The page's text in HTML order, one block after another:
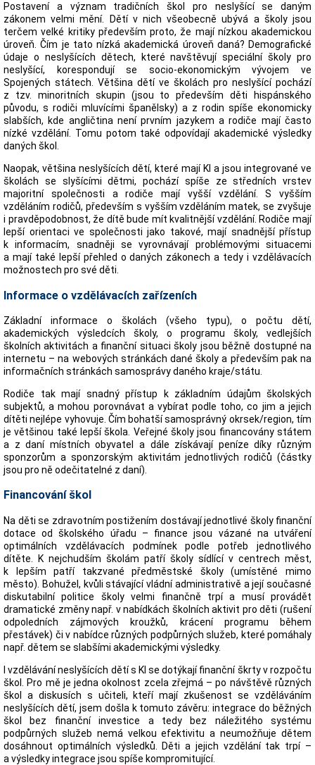
Postavení a význam tradičních škol pro neslyšící se daným
zákonem velmi mění. Dětí v nich všeobecně ubývá a školy jsou
terčem velké kritiky především proto, že mají nízkou akademickou
úroveň. Čím je tato nízká akademická úroveň daná? Demografické
údaje o neslyšících dětech, které navštěvují speciální školy pro
neslyšící, korespondují se socio-ekonomickým vývojem ve
Spojených státech. Většina dětí ve školách pro neslyšící pochází
z tzv. minoritních skupin (jsou to především děti hispánského
původu, s rodiči mluvícími španělsky) a z rodin spíše ekonomicky
slabších, kde angličtina není prvním jazykem a rodiče mají často
nízké vzdělání. Tomu potom také odpovídají akademické výsledky
daných škol.
Naopak, většina neslyšících dětí, které mají KI a jsou integrované ve
školách se slyšícími dětmi, pochází spíše ze středních vrstev
majoritní společnosti a rodiče mají vyšší vzdělání. S vyšším
vzděláním rodičů, především s vyšším vzděláním matek, se zvyšuje
i pravděpodobnost, že dítě bude mít kvalitnější vzdělání. Rodiče mají
lepší orientaci ve společnosti jako takové, mají snadnější přístup
k informacím, snadněji se vyrovnávají problémovými situacemi
a mají také lepší přehled o daných zákonech a tedy i vzdělávacích
možnostech pro své děti.
Informace o vzdělávacích zařízeních
Základní informace o školách (všeho typu), o počtu dětí,
akademických výsledcích školy, o programu školy, vedlejších
školních aktivitách a finanční situaci školy jsou běžně dostupné na
internetu – na webových stránkách dané školy a především pak na
informačních stránkách samosprávy daného kraje/státu.
Rodiče tak mají snadný přístup k základním údajům školských
subjektů, a mohou porovnávat a vybírat podle toho, co jim a jejich
dítěti nejlépe vyhovuje. Čím bohatší samosprávný okrsek/region, tím
je většinou také lepší škola. Veřejné školy jsou financovány státem
a z daní místních obyvatel a dále získávají peníze díky různým
sponzorům a sponzorským aktivitám jednotlivých rodičů (částky
jsou pro ně odečitatelné z daní).
Financování škol
Na děti se zdravotním postižením dostávají jednotlivé školy finanční
dotace od školského úřadu – finance jsou vázané na utváření
optimálních vzdělávacích podmínek podle potřeb jednotlivého
dítěte. K nejchudším školám patří školy sídlící v centrech měst,
k lepším patří takzvané předměstské školy (umístěné mimo
město). Bohužel, kvůli stávající vládní administrativě a její současné
diskutabilní politice školy velmi finančně trpí a musí provádět
dramatické změny např. v nabídkách školních aktivit pro děti (rušení
odpoledních zájmových kroužků, krácení programu během
přestávek) či v nabídce různých podpůrných služeb, které pomáhaly
např. dětem se slabšími akademickými výsledky.
I vzdělávání neslyšících dětí s KI se dotýkají finanční škrty v rozpočtu
škol. Pro mě je jedna okolnost zcela zřejmá – po návštěvě různých
škol a diskusích s učiteli, kteří mají zkušenost se vzděláváním
neslyšících dětí, jsem došla k tomuto závěru: integrace do běžných
škol bez finanční investice a tedy bez náležitého systému
podpůrných služeb nemá velkou efektivitu a neumožňuje dětem
dosáhnout optimálních výsledků. Děti a jejich vzdělání tak trpí –
a výsledky integrace jsou spíše kompromitující.